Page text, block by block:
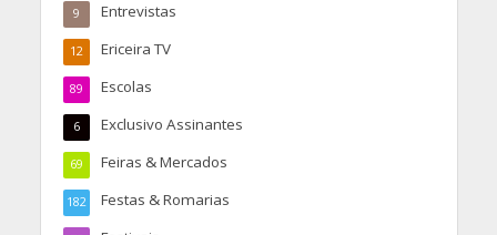
Entrevistas
9
Ericeira TV
12
Escolas
89
Exclusivo Assinantes
6
Feiras & Mercados
69
Festas & Romarias
182